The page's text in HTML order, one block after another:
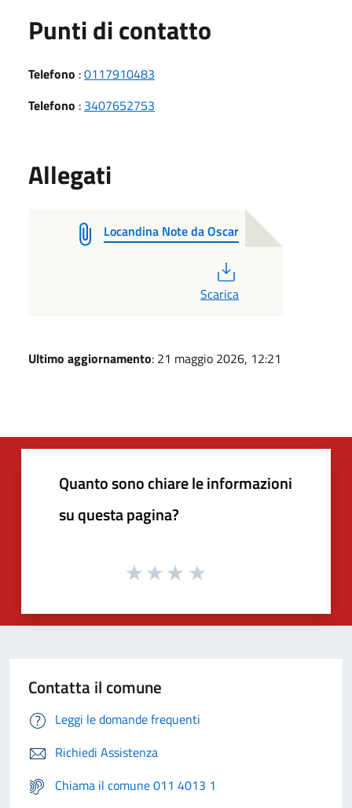
Punti di contatto
Telefono :0117910483
Telefono : 3407652753
Allegati
Locandina Note da Oscar
Scarica
Ultimo aggiornamento: 21 maggio 2026, 12:21
Quanto sono chiare le informazioni
su questa pagina?
Contatta il comune
Leggi le domande frequenti
Richiedi Assistenza
Chiama il comune 011 4013 1